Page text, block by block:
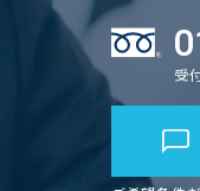
受